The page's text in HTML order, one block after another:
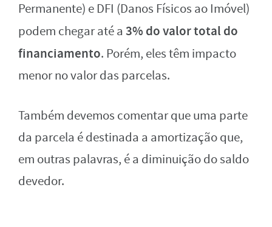
Permanente) e DFI (Danos Físicos ao Imóvel)
podem chegar até a 3% do valor total do
financiamento. Porém, eles têm impacto
menor no valor das parcelas.
Também devemos comentar que uma parte
da parcela é destinada a amortização que,
em outras palavras, é a diminuição do saldo
devedor.